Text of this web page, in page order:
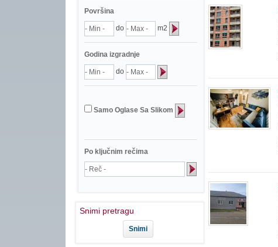
Površina
do m2
Godina izgradnje
do
Samo Oglase Sa Slikom
Po ključnim rečima
Snimi pretragu